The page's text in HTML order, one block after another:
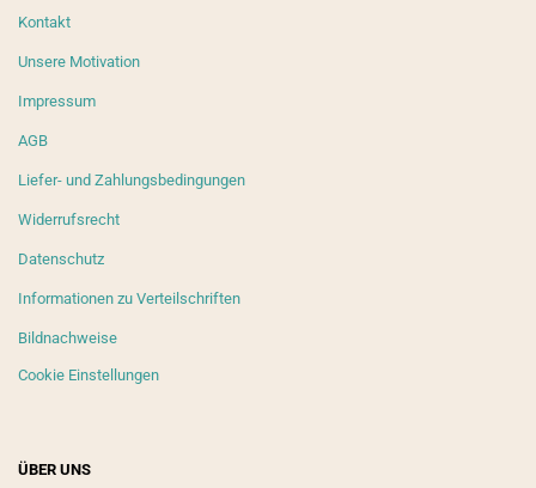
Kontakt
Unsere Motivation
Impressum
AGB
Liefer- und Zahlungsbedingungen
Widerrufsrecht
Datenschutz
Informationen zu Verteilschriften
Bildnachweise
Cookie Einstellungen
ÜBER UNS